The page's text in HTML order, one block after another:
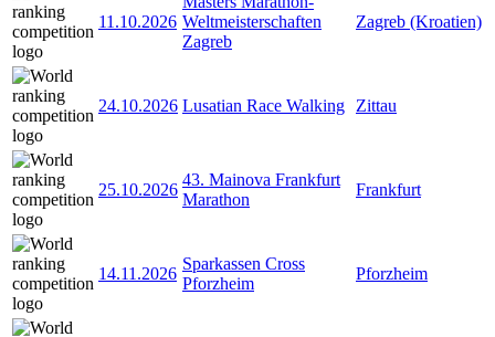
11.10.2026 Weltmeisterschaften
Zagreb
Zagreb (Kroatien)
24.10.2026 Lusatian Race Walking Zittau
25.10.2026
43. Mainova Frankfurt
Marathon
Frankfurt
14.11.2026
Sparkassen Cross
Pforzheim
Pforzheim